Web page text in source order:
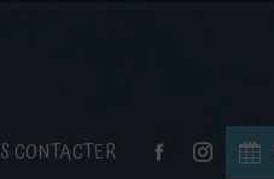
CONTACTER